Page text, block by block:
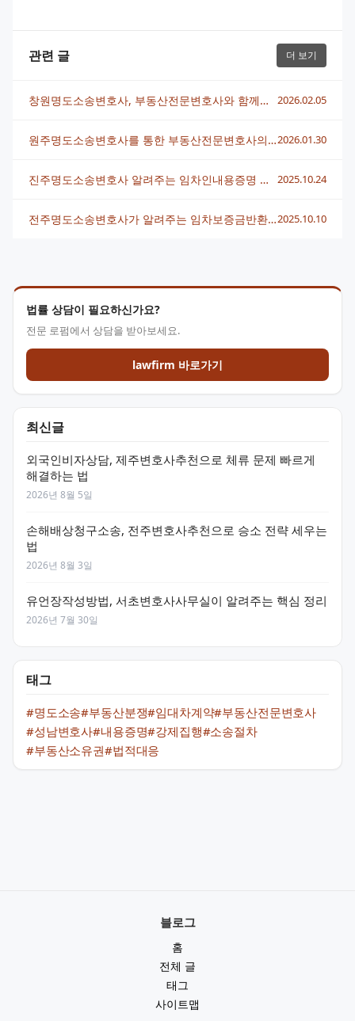
법률 상담이 필요하신가요?
전문 로펌에서 상담을 받아보세요.
lawfirm 바로가기
최신글
외국인비자상담, 제주변호사추천으로 체류 문제 빠르게
해결하는 법
2026년 8월 5일
손해배상청구소송, 전주변호사추천으로 승소 전략 세우는
법
2026년 8월 3일
유언장작성방법, 서초변호사사무실이 알려주는 핵심 정리
2026년 7월 30일
태그
#명도소송#부동산분쟁#임대차계약#부동산전문변호사
#성남변호사#내용증명#강제집행#소송절차
#부동산소유권#법적대응
관련 글 더 보기
창원명도소송변호사, 부동산전문변호사와 함께하는 명도 문제 해결법 2026.02.05
원주명도소송변호사를 통한 부동산전문변호사의 해결 전략2026.01.30
진주명도소송변호사 알려주는 임차인내용증명 효과적 활용법 2025.10.24
전주명도소송변호사가 알려주는 임차보증금반환 청구 방법과 핵심 전략2025.10.10
블로그
홈
전체 글
태그
사이트맵